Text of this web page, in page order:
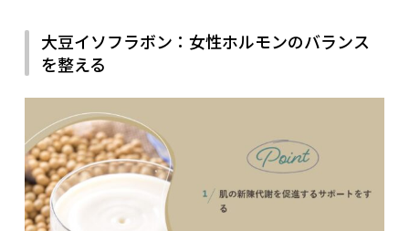
大豆イソフラボン：女性ホルモンのバランス
を整える